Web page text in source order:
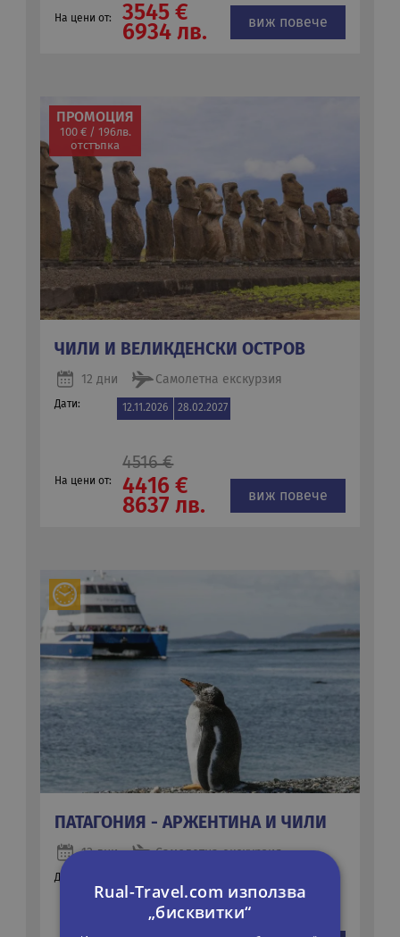
На цени от:
3545 €
6934 лв.
виж повече
ПРОМОЦИЯ
100 € / 196лв.
отстъпка
ЧИЛИ И ВЕЛИКДЕНСКИ ОСТРОВ
12 дни Самолетна екскурзия
Дати: 12.11.2026 28.02.2027
На цени от:
4516 €
4416 €
8637 лв.
виж повече
ПАТАГОНИЯ - АРЖЕНТИНА И ЧИЛИ
13 дни Самолетна екскурзия
Дати:
Rual-Travel.com използва
„бисквитки“